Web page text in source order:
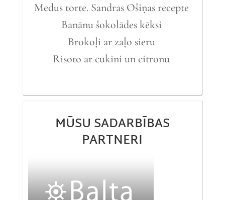
Medus torte. Sandras Ošiņas recepte
Banānu šokolādes kēksi
Brokoļi ar zaļo sieru
Risoto ar cukini un citronu
MŪSU SADARBĪBAS
PARTNERI